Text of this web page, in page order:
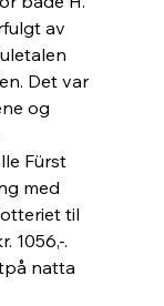
av
Det var
og
Fürst
med
til
1056,-.
natta